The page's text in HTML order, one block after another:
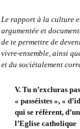
Le rapport à la culture
argumentée et
de te permettre de
vivre-ensemble, ainsi
et du sociétalement
V. Tu n’excluras
« passéistes », «
qui se réfèrent,
l’Eglise catholique